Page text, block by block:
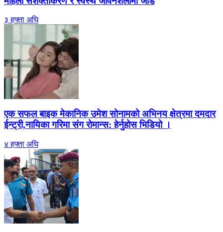
३ हफ्ता अघि
एक सफल बाइक मेकानिक उमेश सोनामको अभिनय क्षेत्रमा दमदार
ईन्ट्री,नायिका गरिमा संग रोमान्स: हेर्नुहोस भिडियो ।
४ हफ्ता अघि